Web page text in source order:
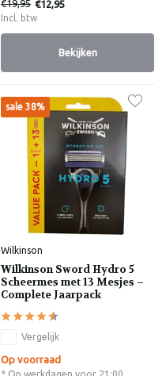
€19,95 €12,95
Incl. btw
Bekijken
sale 38%
Wilkinson
Wilkinson Sword Hydro 5
Scheermes met 13 Mesjes –
Complete Jaarpack
Vergelijk
Op voorraad